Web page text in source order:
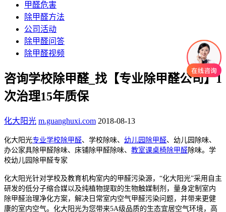
甲醛危害
除甲醛方法
公司活动
除甲醛问答
除甲醛视频
咨询学校除甲醛_找【专业除甲醛公司】1
次治理15年质保
化大阳光 m.guanghuxi.com 2018-08-13
化大阳光专业学校除甲醛、学校除味、 幼儿园除甲醛、幼儿园除味、
办公家具除甲醛除味、床铺除甲醛除味、 教室课桌椅除甲醛除味。学
校幼儿园除甲醛专家
化大阳光针对学校及教育机构室内的甲醛污染源，“化大阳光”采用自主
研发的低分子缩合媒以及纯植物提取的生物触媒制剂，量身定制室内
除甲醛治理净化方案，解决日常室内空气甲醛污染问题，并带来更健
康的室内空气。化大阳光为您带来5A级品质的生态宜居空气环境，高